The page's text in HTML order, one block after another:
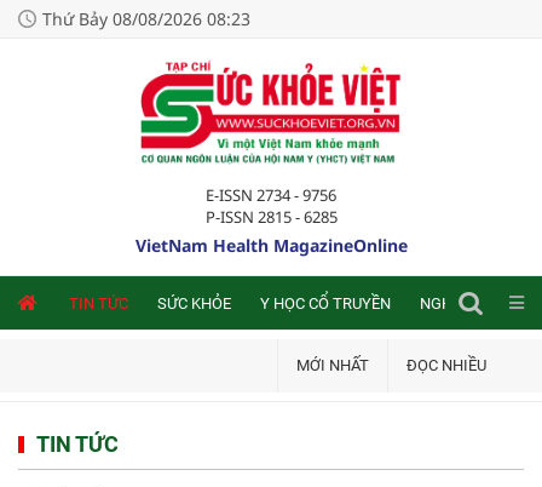
Thứ Bảy 08/08/2026 08:23
E-ISSN 2734 - 9756
P-ISSN 2815 - 6285
VietNam Health MagazineOnline
TIN TỨC SỨC KHỎE Y HỌC CỔ TRUYỀN NGHIÊN CỨU
MỚI NHẤT ĐỌC NHIỀU
TIN TỨC